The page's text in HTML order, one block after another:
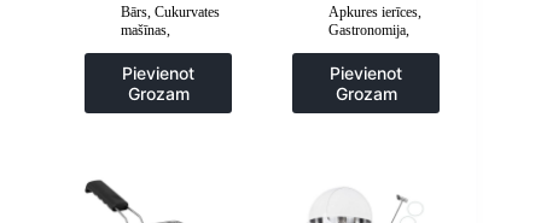
Bārs, Cukurvates
mašīnas,
Pievienot
Grozam
3000 30 mbarā
Apkures ierīces,
Gastronomija,
sildīšanas
plāksnes,Grila
šķīvji,Virtuve
Pievienot
Grozam